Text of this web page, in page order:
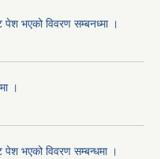
भएको विवरण सम्बनध्मा ।
।
भएको विवरण सम्बन्धमा ।